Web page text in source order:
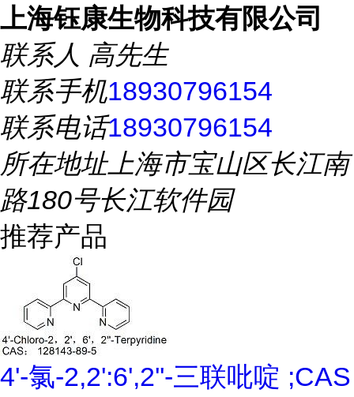
上海钰康生物科技有限公司
联系人 高先生
联系手机18930796154
联系电话18930796154
所在地址上海市宝山区长江南
路180号长江软件园
推荐产品
4'-氯-2,2':6',2''-三联吡啶 ;CAS